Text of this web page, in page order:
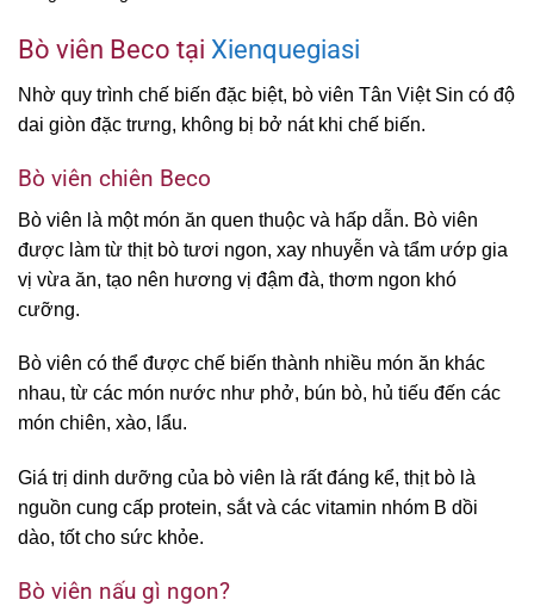
Bò viên Beco tại Xienquegiasi
Nhờ quy trình chế biến đặc biệt, bò viên Tân Việt Sin có độ
dai giòn đặc trưng, không bị bở nát khi chế biến.
Bò viên chiên Beco
Bò viên là một món ăn quen thuộc và hấp dẫn. Bò viên
được làm từ thịt bò tươi ngon, xay nhuyễn và tẩm ướp gia
vị vừa ăn, tạo nên hương vị đậm đà, thơm ngon khó
cưỡng.
Bò viên có thể được chế biến thành nhiều món ăn khác
nhau, từ các món nước như phở, bún bò, hủ tiếu đến các
món chiên, xào, lẩu.
Giá trị dinh dưỡng của bò viên là rất đáng kể, thịt bò là
nguồn cung cấp protein, sắt và các vitamin nhóm B dồi
dào, tốt cho sức khỏe.
Bò viên nấu gì ngon?